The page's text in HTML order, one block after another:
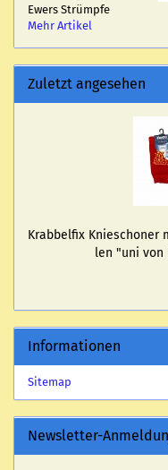
Ewers Strümpfe
Mehr Artikel
Zuletzt angesehen
Krab­bel­fix Knie­scho­ner
len "uni von
Informationen
Sitemap
Newsletter-